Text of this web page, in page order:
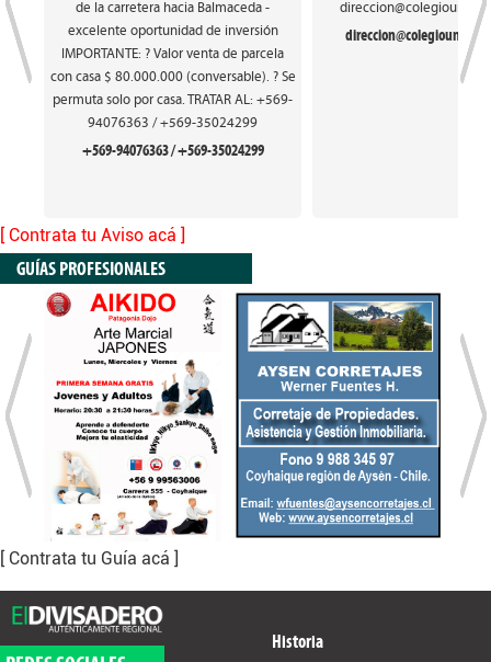
de la carretera hacia Balmaceda -
excelente oportunidad de inversión
IMPORTANTE: ? Valor venta de parcela
con casa $ 80.000.000 (conversable). ? Se
permuta solo por casa. TRATAR AL: +569-
94076363 / +569-35024299
+569-94076363 / +569-35024299
[ Contrata tu Aviso acá ]
GUÍAS PROFESIONALES
[ Contrata tu Guía acá ]
Historia